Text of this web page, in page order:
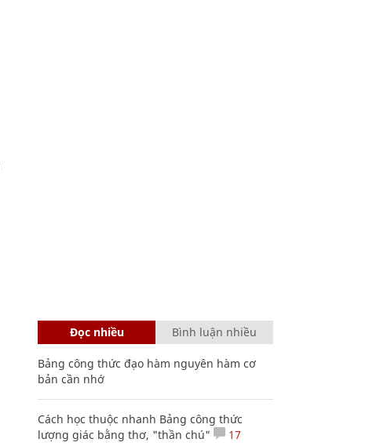
Đọc nhiều Bình luận nhiều
Bảng công thức đạo hàm nguyên hàm cơ
bản cần nhớ
Cách học thuộc nhanh Bảng công thức
lượng giác bằng thơ, "thần chú"
17